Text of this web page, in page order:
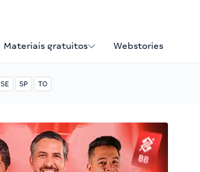
Materiais gratuitos Webstories
SE SP TO